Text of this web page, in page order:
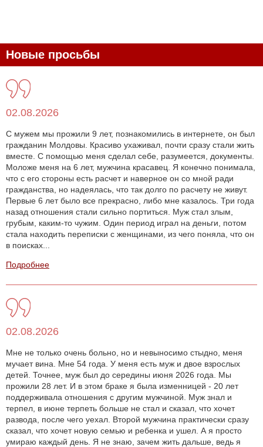
Новые просьбы
02.08.2026
С мужем мы прожили 9 лет, познакомились в интернете, он был
гражданин Молдовы. Красиво ухаживал, почти сразу стали жить
вместе. С помощью меня сделал себе, разумеется, документы.
Моложе меня на 6 лет, мужчина красавец. Я конечно понимала,
что с его стороны есть расчет и наверное он со мной ради
гражданства, но надеялась, что так долго по расчету не живут.
Первые 6 лет было все прекрасно, либо мне казалось. Три года
назад отношения стали сильно портиться. Муж стал злым,
грубым, каким-то чужим. Один период играл на деньги, потом
стала находить переписки с женщинами, из чего поняла, что он
в поисках...
Подробнее
02.08.2026
Мне не только очень больно, но и невыносимо стыдно, меня
мучает вина. Мне 54 года. У меня есть муж и двое взрослых
детей. Точнее, муж был до середины июня 2026 года. Мы
прожили 28 лет. И в этом браке я была изменницей - 20 лет
поддерживала отношения с другим мужчиной. Муж знал и
терпел, в июне терпеть больше не стал и сказал, что хочет
развода, после чего уехал. Второй мужчина практически сразу
сказал, что хочет новую семью и ребенка и ушел. А я просто
умираю каждый день. Я не знаю, зачем жить дальше, ведь я